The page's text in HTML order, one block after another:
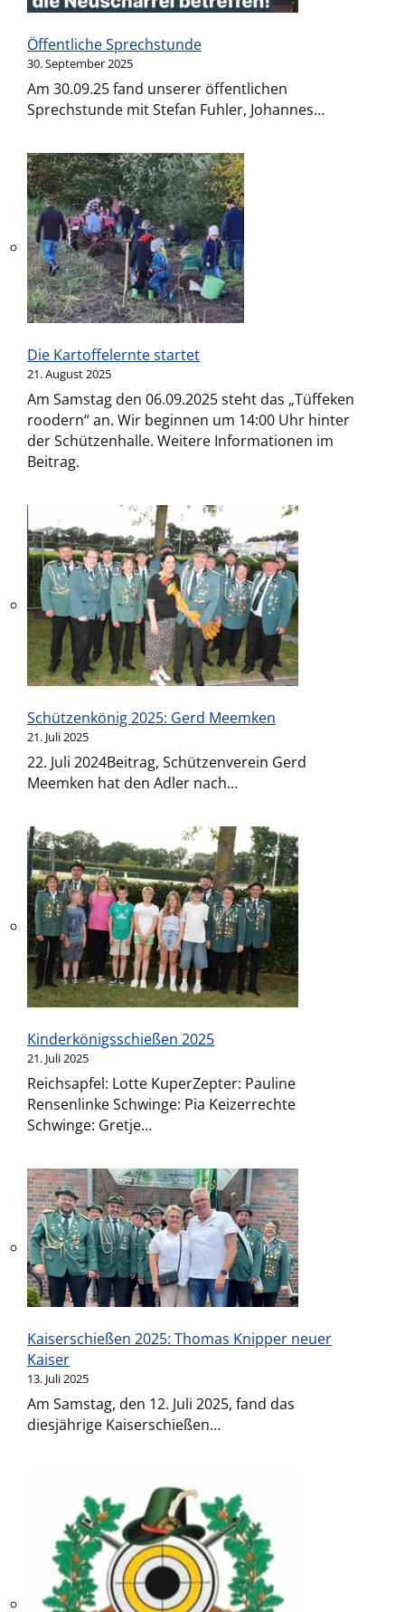
Öffentliche Sprechstunde
30. September 2025
Am 30.09.25 fand unserer öffentlichen
Sprechstunde mit Stefan Fuhler, Johannes…
Die Kartoffelernte startet
21. August 2025
Am Samstag den 06.09.2025 steht das „Tüffeken
roodern“ an. Wir beginnen um 14:00 Uhr hinter
der Schützenhalle. Weitere Informationen im
Beitrag.
Schützenkönig 2025: Gerd Meemken
21. Juli 2025
22. Juli 2024Beitrag, Schützenverein Gerd
Meemken hat den Adler nach…
Kinderkönigsschießen 2025
21. Juli 2025
Reichsapfel: Lotte KuperZepter: Pauline
Rensenlinke Schwinge: Pia Keizerrechte
Schwinge: Gretje…
Kaiserschießen 2025: Thomas Knipper neuer
Kaiser
13. Juli 2025
Am Samstag, den 12. Juli 2025, fand das
diesjährige Kaiserschießen…